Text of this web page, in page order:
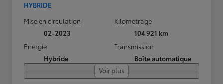
HYBRIDE
Mise en circulation
02-2023
Kilométrage
104 921 km
Energie
Hybride
Transmission
Boîte automatique
Voir plus